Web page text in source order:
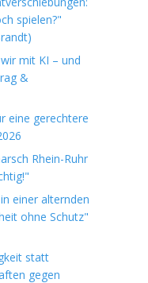
spielen?"
mit KI – und
&
eine gerechtere
Rhein-Ruhr
einer alternden
ohne Schutz"
statt
gegen